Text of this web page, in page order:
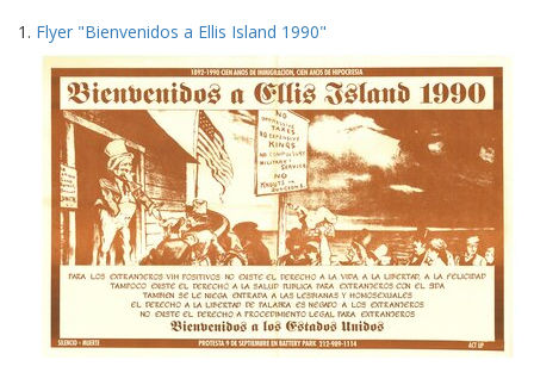
display
per
page
Search
Results
1. Flyer "Bienvenidos a Ellis Island 1990"